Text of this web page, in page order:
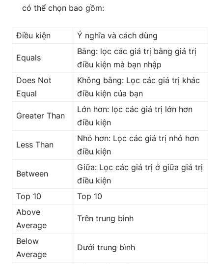
có thể chọn bao gồm:
Điều kiện Ý nghĩa và cách dùng
Equals
Bằng: lọc các giá trị bằng giá trị
điều kiện mà bạn nhập
Does Not
Equal
Không bằng: Lọc các giá trị khác
điều kiện của bạn
Greater Than
Lớn hơn: lọc các giá trị lớn hơn
điều kiện
Less Than
Nhỏ hơn: Lọc các giá trị nhỏ hơn
điều kiện
Between
Giữa: Lọc các giá trị ở giữa giá trị
điều kiện
Top 10
Top 10
Above
Average
Trên trung bình
Below
Average
Dưới trung bình